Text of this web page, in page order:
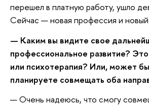
перешел в платную работу, ушло
Сейчас — новая профессия и
— Каким вы видите свое
профессиональное развитие?
или психотерапия? Или, может
планируете совмещать оба
— Очень надеюсь, что смогу